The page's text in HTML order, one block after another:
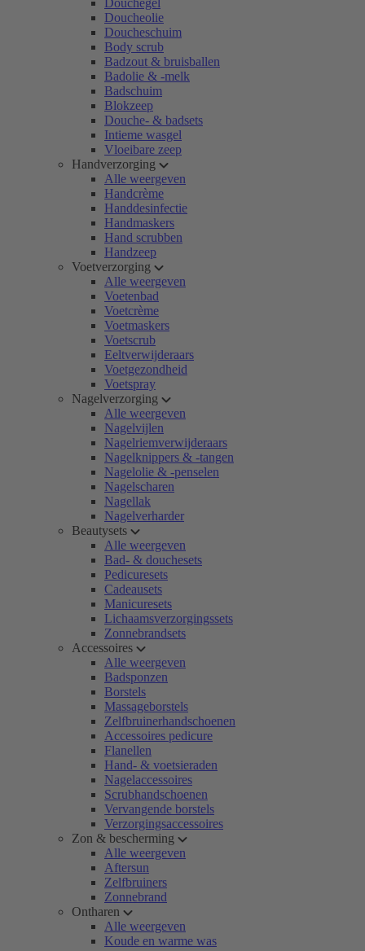
Douchegel
Doucheolie
Doucheschuim
Body scrub
Badzout & bruisballen
Badolie & -melk
Badschuim
Blokzeep
Douche- & badsets
Intieme wasgel
Vloeibare zeep
Handverzorging
Alle weergeven
Handcrème
Handdesinfectie
Handmaskers
Hand scrubben
Handzeep
Voetverzorging
Alle weergeven
Voetenbad
Voetcrème
Voetmaskers
Voetscrub
Eeltverwijderaars
Voetgezondheid
Voetspray
Nagelverzorging
Alle weergeven
Nagelvijlen
Nagelriemverwijderaars
Nagelknippers & -tangen
Nagelolie & -penselen
Nagelscharen
Nagellak
Nagelverharder
Beautysets
Alle weergeven
Bad- & douchesets
Pedicuresets
Cadeausets
Manicuresets
Lichaamsverzorgingssets
Zonnebrandsets
Accessoires
Alle weergeven
Badsponzen
Borstels
Massageborstels
Zelfbruinerhandschoenen
Accessoires pedicure
Flanellen
Hand- & voetsieraden
Nagelaccessoires
Scrubhandschoenen
Vervangende borstels
Verzorgingsaccessoires
Zon & bescherming
Alle weergeven
Aftersun
Zelfbruiners
Zonnebrand
Ontharen
Alle weergeven
Koude en warme was